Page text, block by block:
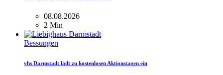
08.08.2026
2 Min
Bessungen
vhs Darmstadt lädt zu kostenlosen Aktionstagen ein